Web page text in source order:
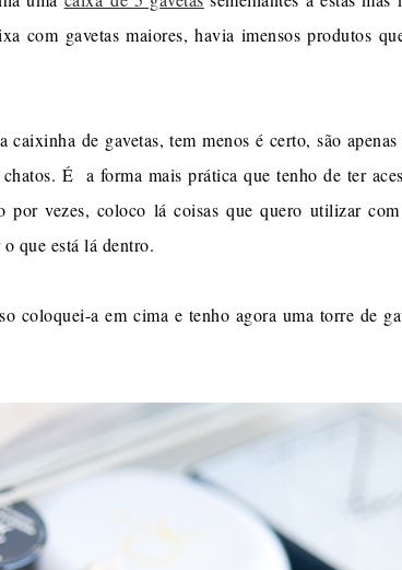
com gavetas maiores, havia imensos produtos
de gavetas, tem menos é certo, são
É a forma mais prática que tenho de ter
vezes, coloco lá coisas que quero utilizar
que está lá dentro.
coloquei-a em cima e tenho agora uma torre de